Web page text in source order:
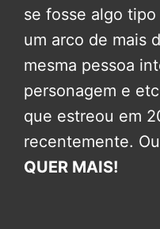
se fosse algo tipo
um arco de mais
mesma pessoa
personagem e
que estreou em
recentemente.
QUER MAIS!